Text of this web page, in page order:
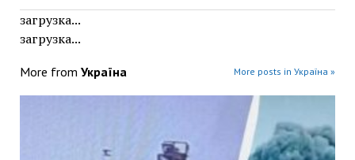
загрузка...
загрузка...
More from Україна More posts in Україна »